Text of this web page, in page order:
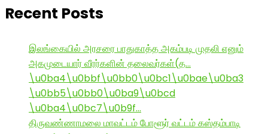
Recent Posts
இலங்கையில் அரசரை பாதுகாத்த அகம்படி முதலி எனும்
அகமுடையார் வீரர்களின் தலைவர்கள்(த…
\u0ba4\u0bbf\u0bb0\u0bc1\u0bae\u0ba3
\u0bb5\u0bb0\u0ba9\u0bcd
\u0ba4\u0bc7\u0b9f…
திருவண்ணாமலை மாவட்டம் போளூர் வட்டம் கஸ்தம்பாடி